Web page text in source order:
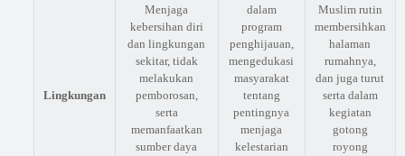
Lingkungan
Menjaga
kebersihan diri
dan lingkungan
sekitar, tidak
melakukan
pemborosan,
serta
memanfaatkan
sumber daya
dalam
program
penghijauan,
mengedukasi
masyarakat
tentang
pentingnya
menjaga
kelestarian
Muslim rutin
membersihkan
halaman
rumahnya,
dan juga turut
serta dalam
kegiatan
gotong
royong